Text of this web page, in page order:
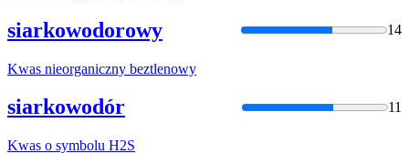
siarkowodorowy 14
Kwas nieorganiczny beztlenowy
siarkowodór 11
Kwas o symbolu H2S